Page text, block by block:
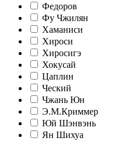
Федоров
Фу Чжилян
Хаманиси
Хироси
Хиросигэ
Хокусай
Цаплин
Ческий
Чжань Юн
Э.М.Криммер
Юй Шэнвэнь
Ян Шихуа